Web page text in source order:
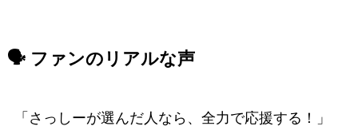
🗣 ファンのリアルな声
「さっしーが選んだ人なら、全力で応援する！」